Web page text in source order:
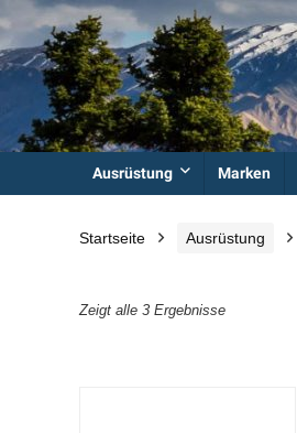
Ausrüstung Marken
Startseite Ausrüstung
Zeigt alle 3 Ergebnisse